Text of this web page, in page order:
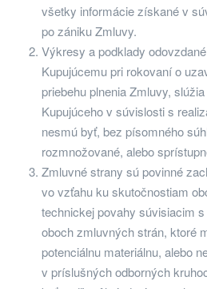
všetky informácie získané v
po zániku Zmluvy.
Výkresy a podklady
Kupujúcemu pri rokovaní o
priebehu plnenia Zmluvy,
Kupujúceho v súvislosti s
nesmú byť, bez písomného
rozmnožované, alebo
Zmluvné strany sú povinné
vo vzťahu ku skutočnostiam
technickej povahy súvisiacim
oboch zmluvných strán, ktoré
potenciálnu materiálnu, alebo
v príslušných odborných